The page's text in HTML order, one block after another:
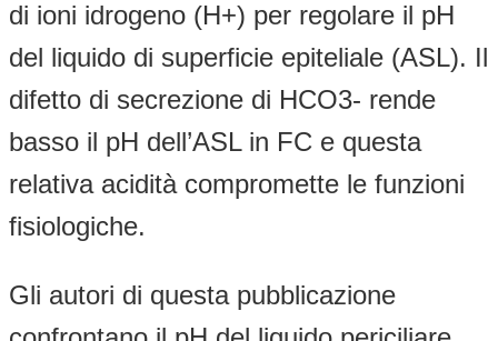
di ioni idrogeno (H+) per regolare il pH
del liquido di superficie epiteliale (ASL). Il
difetto di secrezione di HCO3- rende
basso il pH dell’ASL in FC e questa
relativa acidità compromette le funzioni
fisiologiche.
Gli autori di questa pubblicazione